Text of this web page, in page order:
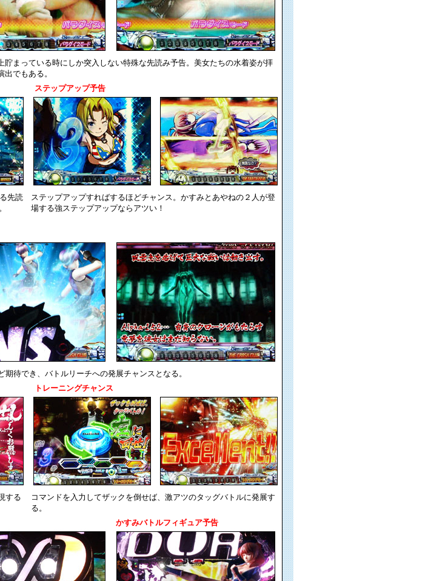
貯まっている時にしか突入しない特殊な先読み予告。美女たちの水着姿が拝
出でもある。
ステップアップ予告
先読
ステップアップすればするほどチャンス。かすみとあやねの２人が登
場する強ステップアップならアツい！
待でき、バトルリーチへの発展チャンスとなる。
トレーニングチャンス
する
コマンドを入力してザックを倒せば、激アツのタッグバトルに発展す
る。
かすみバトルフィギュア予告